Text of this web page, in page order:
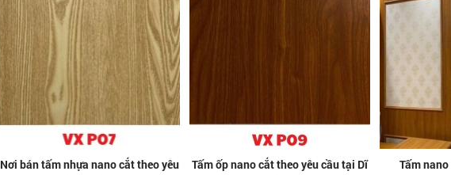
Nơi bán tấm nhựa nano cắt theo yêu
Tấm ốp nano cắt theo yêu cầu tại Dĩ
Tấm